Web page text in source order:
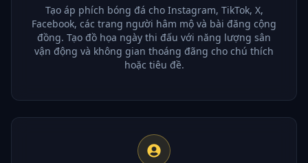
Tạo áp phích bóng đá cho Instagram, TikTok, X,
Facebook, các trang người hâm mộ và bài đăng cộng
đồng. Tạo đồ họa ngày thi đấu với năng lượng sân
vận động và không gian thoáng đãng cho chú thích
hoặc tiêu đề.